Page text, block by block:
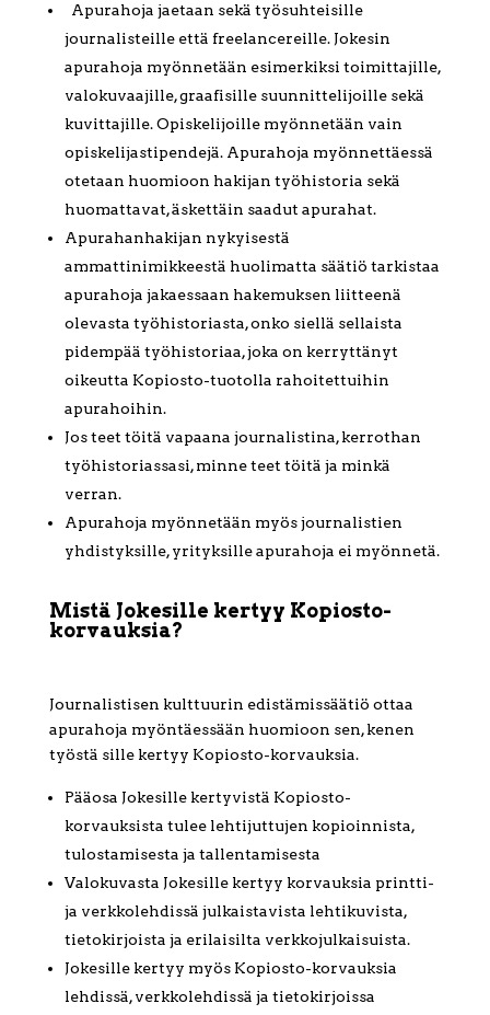
Apurahoja jaetaan sekä työsuhteisille
journalisteille että freelancereille. Jokesin
apurahoja myönnetään esimerkiksi toimittajille,
valokuvaajille, graafisille suunnittelijoille sekä
kuvittajille. Opiskelijoille myönnetään vain
opiskelijastipendejä. Apurahoja myönnettäessä
otetaan huomioon hakijan työhistoria sekä
huomattavat, äskettäin saadut apurahat.
Apurahanhakijan nykyisestä
ammattinimikkeestä huolimatta säätiö tarkistaa
apurahoja jakaessaan hakemuksen liitteenä
olevasta työhistoriasta, onko siellä sellaista
pidempää työhistoriaa, joka on kerryttänyt
oikeutta Kopiosto-tuotolla rahoitettuihin
apurahoihin.
Jos teet töitä vapaana journalistina, kerrothan
työhistoriassasi, minne teet töitä ja minkä
verran.
Apurahoja myönnetään myös journalistien
yhdistyksille, yrityksille apurahoja ei myönnetä.
Mistä Jokesille kertyy Kopiosto-
korvauksia?
Journalistisen kulttuurin edistämissäätiö ottaa
apurahoja myöntäessään huomioon sen, kenen
työstä sille kertyy Kopiosto-korvauksia.
Pääosa Jokesille kertyvistä Kopiosto-
korvauksista tulee lehtijuttujen kopioinnista,
tulostamisesta ja tallentamisesta
Valokuvasta Jokesille kertyy korvauksia printti-
ja verkkolehdissä julkaistavista lehtikuvista,
tietokirjoista ja erilaisilta verkkojulkaisuista.
Jokesille kertyy myös Kopiosto-korvauksia
lehdissä, verkkolehdissä ja tietokirjoissa